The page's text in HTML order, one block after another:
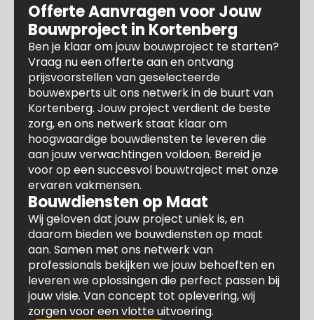
Offerte Aanvragen voor Jouw
Bouwproject in Kortenberg
Ben je klaar om jouw bouwproject te starten?
Vraag nu een offerte aan en ontvang
prijsvoorstellen van geselecteerde
bouwexperts uit ons netwerk in de buurt van
Kortenberg. Jouw project verdient de beste
zorg, en ons netwerk staat klaar om
hoogwaardige bouwdiensten te leveren die
aan jouw verwachtingen voldoen. Bereid je
voor op een succesvol bouwtraject met onze
ervaren vakmensen.
Bouwdiensten op Maat
Wij geloven dat jouw project uniek is, en
daarom bieden we bouwdiensten op maat
aan. Samen met ons netwerk van
professionals bekijken we jouw behoeften en
leveren we oplossingen die perfect passen bij
jouw visie. Van concept tot oplevering, wij
zorgen voor een vlotte uitvoering.